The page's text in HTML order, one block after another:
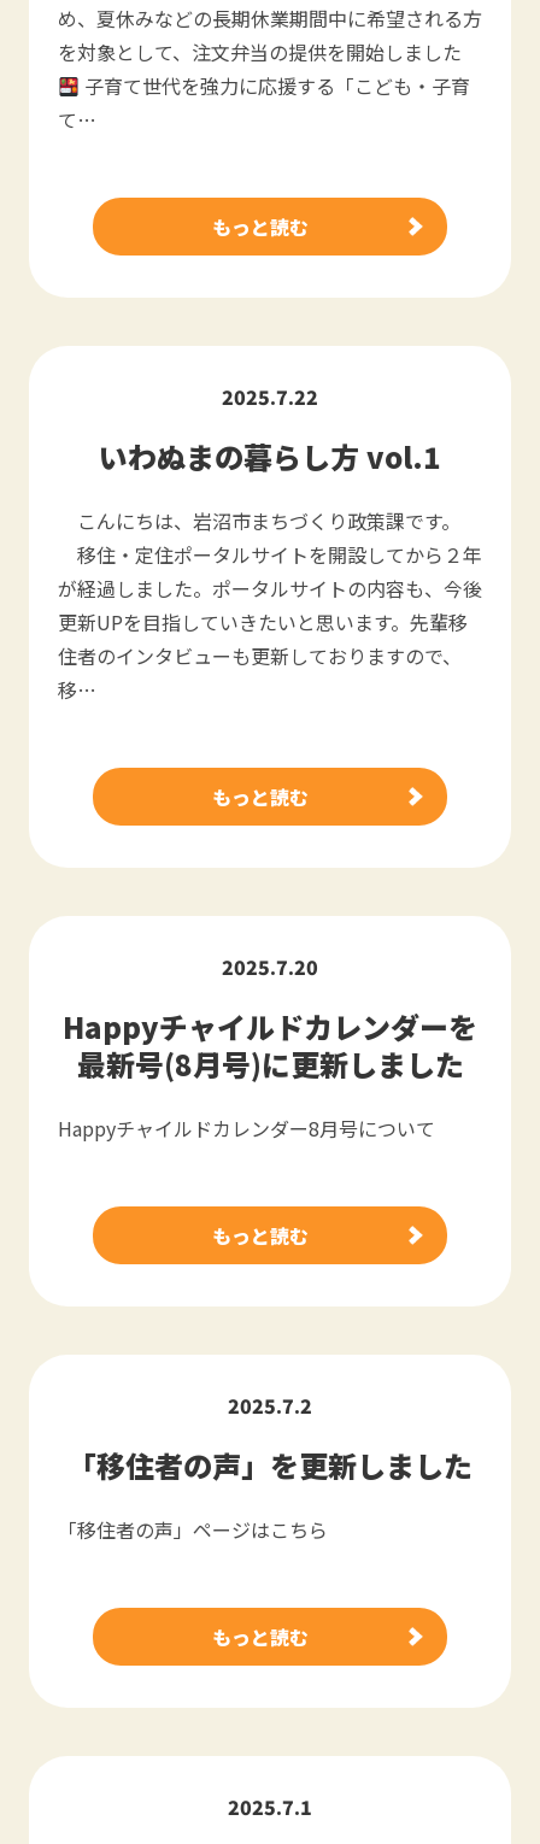
め、夏休みなどの長期休業期間中に希望される方
を対象として、注文弁当の提供を開始しました
子育て世代を強力に応援する「こども・子育
て…
もっと読む
2025.7.22
いわぬまの暮らし方 vol.1
こんにちは、岩沼市まちづくり政策課です。
移住・定住ポータルサイトを開設してから２年
が経過しました。ポータルサイトの内容も、今後
更新UPを目指していきたいと思います。先輩移
住者のインタビューも更新しておりますので、
移…
もっと読む
2025.7.20
Happyチャイルドカレンダーを
最新号(8月号)に更新しました
Happyチャイルドカレンダー8月号について
もっと読む
2025.7.2
「移住者の声」を更新しました
「移住者の声」ページはこちら
もっと読む
2025.7.1